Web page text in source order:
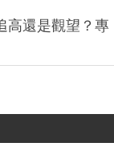
高還是觀望？專